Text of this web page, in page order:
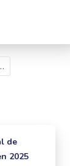
de
2025